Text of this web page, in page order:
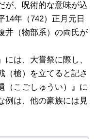
が、呪術的な意味が込
14年（742）正月元日
井（物部系）の両氏が
は、大嘗祭に際し、
（槍）を立てると記さ
（こごしゅうい）』に
例は、他の豪族には見